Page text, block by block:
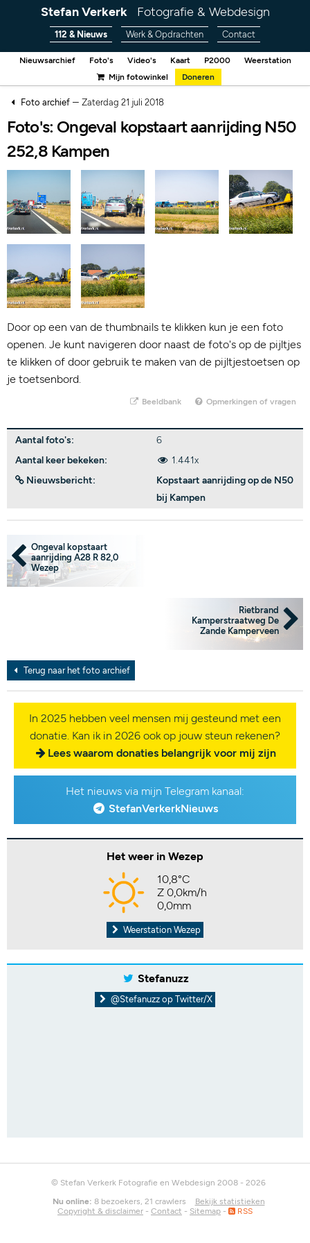
Stefan Verkerk Fotografie & Webdesign
112 & Nieuws Werk & Opdrachten Contact
Nieuwsarchief Foto's Video's Kaart P2000
Weerstation
Mijn fotowinkel
Doneren
Foto archief– Zaterdag 21 juli 2018
Foto's: Ongeval kopstaart aanrijding N50
252,8 Kampen
Door op een van de thumbnails te klikken kun je een foto
openen. Je kunt navigeren door naast de foto's op de pijltjes
te klikken of door gebruik te maken van de pijltjestoetsen op
je toetsenbord.
Beeldbank Opmerkingen of vragen
Aantal foto's:
6
Aantal keer bekeken:
1.441x
Nieuwsbericht:
Kopstaart aanrijding op de N50
bij Kampen
Ongeval kopstaart
aanrijding A28 R 82,0
Wezep
Rietbrand
Kamperstraatweg De
Zande Kamperveen
Terug naar het foto archief
In 2025 hebben veel mensen mij gesteund met een
donatie. Kan ik in 2026 ook op jouw steun rekenen?
Lees waarom donaties belangrijk voor mij zijn
Het nieuws via mijn Telegram kanaal:
StefanVerkerkNieuws
Het weer in Wezep
10,8°C
Z 0,0km/h
0,0mm
Weerstation Wezep
Stefanuzz
@Stefanuzz op Twitter/X
© Stefan Verkerk Fotografie en Webdesign 2008 - 2026
Nu online: 8 bezoekers, 21 crawlers
Bekijk statistieken
Copyright & disclaimer - Contact - Sitemap - RSS